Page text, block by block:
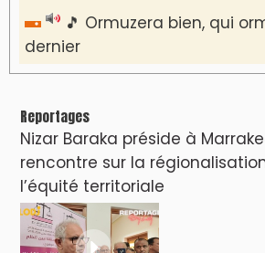
🎵 Ormuzera bien, qui
dernier
Reportages
Nizar Baraka préside à
rencontre sur la
l’équité territoriale